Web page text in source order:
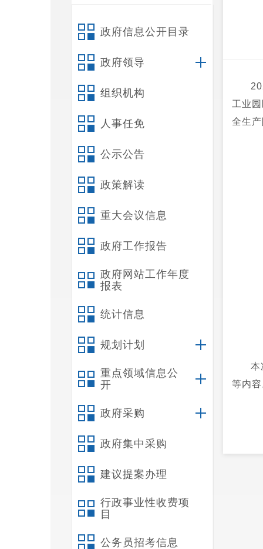
政府信息公开目录
政府领导
组织机构
人事任免
公示公告
政策解读
重大会议信息
政府工作报告
政府网站工作年度
报表
统计信息
规划计划
重点领域信息公
开
政府采购
政府集中采购
建议提案办理
行政事业性收费项
目
公务员招考信息
工业
全生
本
等内